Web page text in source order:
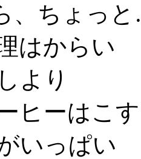
、ちょっ
はからい
より
ヒーはこ
いっぱい